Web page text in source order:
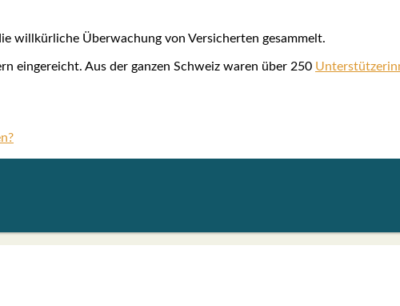
will­kür­li­che Über­wa­chung von Ver­si­cher­ten gesam­melt.
ein­ge­reicht. Aus der gan­zen Schweiz waren über 250